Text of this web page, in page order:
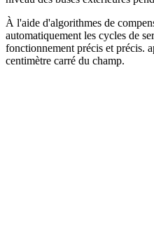
À l'aide d'algorithmes de
automatiquement les cycles de
fonctionnement précis et précis.
centimètre carré du champ.